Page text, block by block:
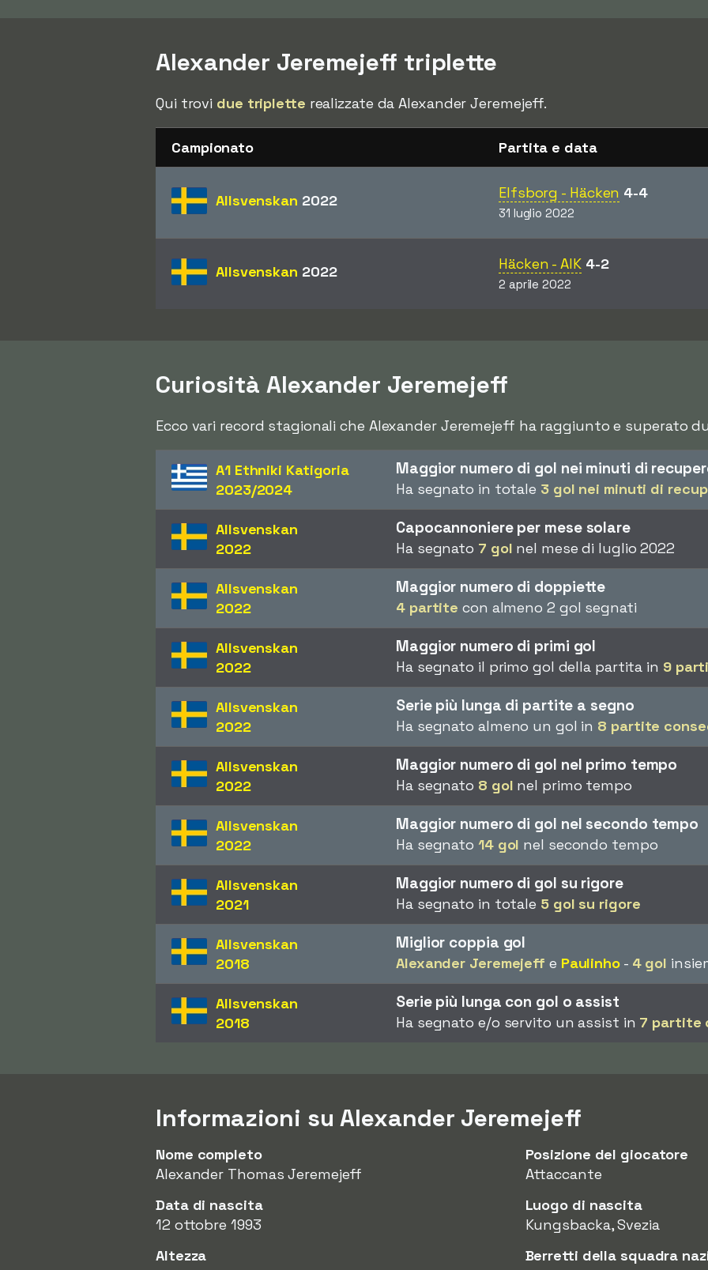
Alexander Jeremejeff triplette
Qui trovi due triplette realizzate da Alexander Jeremejeff.
Campionato Partita e data
Allsvenskan 2022 Elfsborg - Häcken 4-4
31 luglio 2022
Allsvenskan 2022 Häcken - AIK 4-2
2 aprile 2022
Curiosità Alexander Jeremejeff
Ecco vari record stagionali che Alexander Jeremejeff ha raggiunto e superato
A1 Ethniki Katigoria
2023/2024
Maggior numero di gol nei minuti di
Ha segnato in totale 3 gol nei minuti di
Allsvenskan
2022
Capocannoniere per mese solare
Ha segnato 7 gol nel mese di luglio 2022
Allsvenskan
2022
Maggior numero di doppiette
4 partite con almeno 2 gol segnati
Allsvenskan
2022
Maggior numero di primi gol
Ha segnato il primo gol della partita in 9
Allsvenskan
2022
Serie più lunga di partite a segno
Ha segnato almeno un gol in 8 partite
Allsvenskan
2022
Maggior numero di gol nel primo tempo
Ha segnato 8 gol nel primo tempo
Allsvenskan
2022
Maggior numero di gol nel secondo tempo
Ha segnato 14 gol nel secondo tempo
Allsvenskan
2021
Maggior numero di gol su rigore
Ha segnato in totale 5 gol su rigore
Allsvenskan
2018
Miglior coppia gol
Alexander Jeremejeff e Paulinho- 4 gol
Allsvenskan
2018
Serie più lunga con gol o assist
Ha segnato e/o servito un assist in 7 partite
Informazioni su Alexander Jeremejeff
Nome completo
Alexander Thomas Jeremejeff
Posizione del giocatore
Attaccante
Data di nascita
12 ottobre 1993
Luogo di nascita
Kungsbacka, Svezia
Altezza
Berretti della squadra